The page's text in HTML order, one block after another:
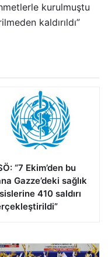
kurulmuştu
kaldırıldı”
“7 Ekim’den bu
Gazze’deki sağlık
410 saldırı